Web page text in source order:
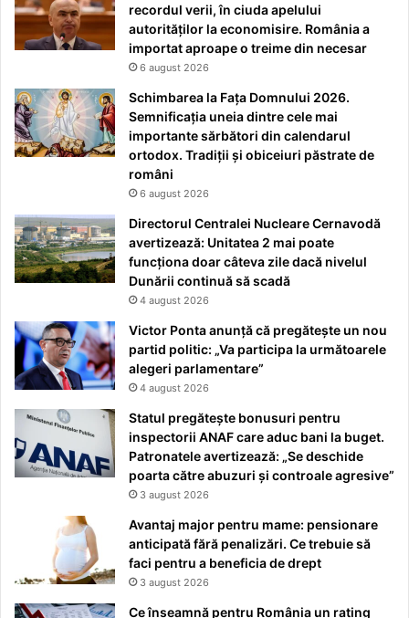
recordul verii, în ciuda apelului
autorităților la economisire. România a
importat aproape o treime din necesar
6 august 2026
Schimbarea la Fața Domnului 2026.
Semnificația uneia dintre cele mai
importante sărbători din calendarul
ortodox. Tradiții și obiceiuri păstrate de
români
6 august 2026
Directorul Centralei Nucleare Cernavodă
avertizează: Unitatea 2 mai poate
funcționa doar câteva zile dacă nivelul
Dunării continuă să scadă
4 august 2026
Victor Ponta anunță că pregătește un nou
partid politic: „Va participa la următoarele
alegeri parlamentare”
4 august 2026
Statul pregătește bonusuri pentru
inspectorii ANAF care aduc bani la buget.
Patronatele avertizează: „Se deschide
poarta către abuzuri și controale agresive”
3 august 2026
Avantaj major pentru mame: pensionare
anticipată fără penalizări. Ce trebuie să
faci pentru a beneficia de drept
3 august 2026
Ce înseamnă pentru România un rating